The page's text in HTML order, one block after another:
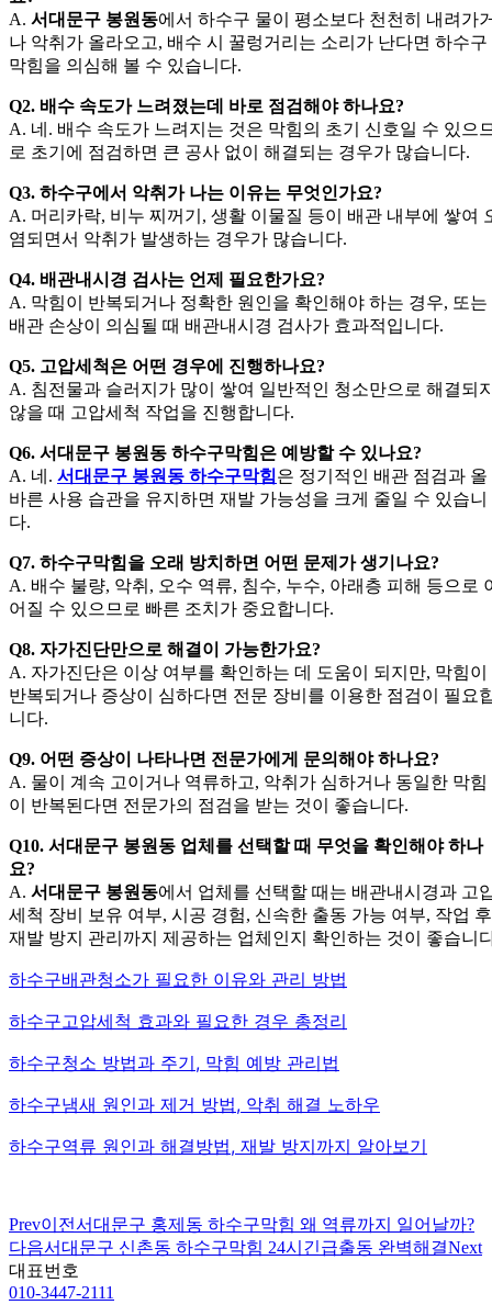
A. 서대문구 봉원동에서 하수구 물이 평소보다 천천히 내려가
나 악취가 올라오고, 배수 시 꿀렁거리는 소리가 난다면 하수구
막힘을 의심해 볼 수 있습니다.
Q2. 배수 속도가 느려졌는데 바로 점검해야 하나요?
A. 네. 배수 속도가 느려지는 것은 막힘의 초기 신호일 수 있으
로 초기에 점검하면 큰 공사 없이 해결되는 경우가 많습니다.
Q3. 하수구에서 악취가 나는 이유는 무엇인가요?
A. 머리카락, 비누 찌꺼기, 생활 이물질 등이 배관 내부에 쌓여
염되면서 악취가 발생하는 경우가 많습니다.
Q4. 배관내시경 검사는 언제 필요한가요?
A. 막힘이 반복되거나 정확한 원인을 확인해야 하는 경우, 또는
배관 손상이 의심될 때 배관내시경 검사가 효과적입니다.
Q5. 고압세척은 어떤 경우에 진행하나요?
A. 침전물과 슬러지가 많이 쌓여 일반적인 청소만으로 해결되
않을 때 고압세척 작업을 진행합니다.
Q6. 서대문구 봉원동 하수구막힘은 예방할 수 있나요?
A. 네. 서대문구 봉원동 하수구막힘은 정기적인 배관 점검과 올
바른 사용 습관을 유지하면 재발 가능성을 크게 줄일 수 있습니
다.
Q7. 하수구막힘을 오래 방치하면 어떤 문제가 생기나요?
A. 배수 불량, 악취, 오수 역류, 침수, 누수, 아래층 피해 등으로
어질 수 있으므로 빠른 조치가 중요합니다.
Q8. 자가진단만으로 해결이 가능한가요?
A. 자가진단은 이상 여부를 확인하는 데 도움이 되지만, 막힘이
반복되거나 증상이 심하다면 전문 장비를 이용한 점검이 필요
니다.
Q9. 어떤 증상이 나타나면 전문가에게 문의해야 하나요?
A. 물이 계속 고이거나 역류하고, 악취가 심하거나 동일한 막힘
이 반복된다면 전문가의 점검을 받는 것이 좋습니다.
Q10. 서대문구 봉원동 업체를 선택할 때 무엇을 확인해야 하나
요?
A. 서대문구 봉원동에서 업체를 선택할 때는 배관내시경과 고
세척 장비 보유 여부, 시공 경험, 신속한 출동 가능 여부, 작업 후
재발 방지 관리까지 제공하는 업체인지 확인하는 것이 좋습니
하수구배관청소가 필요한 이유와 관리 방법
하수구고압세척 효과와 필요한 경우 총정리
하수구청소 방법과 주기, 막힘 예방 관리법
하수구냄새 원인과 제거 방법, 악취 해결 노하우
하수구역류 원인과 해결방법, 재발 방지까지 알아보기
Prev이전서대문구 홍제동 하수구막힘 왜 역류까지 일어날까?
다음서대문구 신촌동 하수구막힘 24시긴급출동 완벽해결Next
대표번호
010-3447-2111